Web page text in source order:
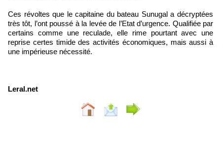
Ces révoltes que le capitaine du bateau Sunugal a décryptées
très tôt, l’ont poussé à la levée de l’Etat d’urgence. Qualifiée par
certains comme une reculade, elle rime pourtant avec une
reprise certes timide des activités économiques, mais aussi à
une impérieuse nécessité.
Leral.net